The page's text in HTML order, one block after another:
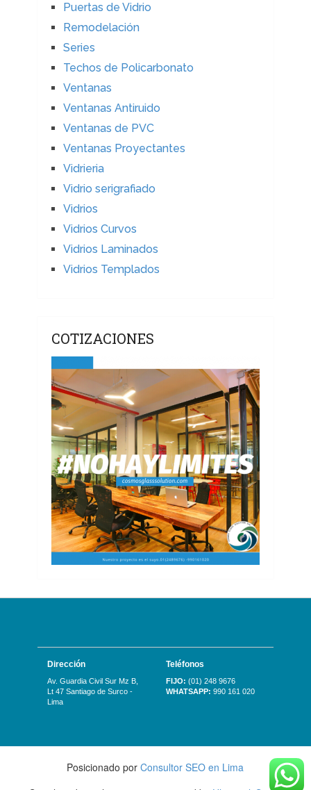
Puertas de Vidrio
Remodelación
Series
Techos de Policarbonato
Ventanas
Ventanas Antiruido
Ventanas de PVC
Ventanas Proyectantes
Vidrieria
Vidrio serigrafiado
Vidrios
Vidrios Curvos
Vidrios Laminados
Vidrios Templados
COTIZACIONES
Dirección
Av. Guardia Civil Sur Mz B,
Lt 47 Santiago de Surco -
Lima
Teléfonos
FIJO: (01) 248 9676
WHATSAPP: 990 161 020
Posicionado porConsultor SEO en Lima